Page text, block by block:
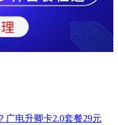
广电升卿卡2.0套餐29元